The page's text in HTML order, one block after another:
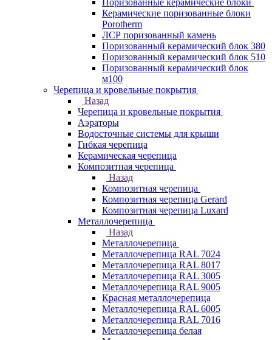
Поризованные керамические блоки
Керамические поризованные блоки
Porotherm
ЛСР поризованный камень
Поризованный керамический блок 380
Поризованный керамический блок 510
Поризованный керамический блок
м100
Черепица и кровельные покрытия
Назад
Черепица и кровельные покрытия
Аэраторы
Водосточные системы для крыши
Гибкая черепица
Керамическая черепица
Композитная черепица
Назад
Композитная черепица
Композитная черепица Gerard
Композитная черепица Luxard
Металлочерепица
Назад
Металлочерепица
Металлочерепица RAL 7024
Металлочерепица RAL 8017
Металлочерепица RAL 3005
Металлочерепица RAL 9005
Красная металлочерепица
Металлочерепица RAL 6005
Металлочерепица RAL 7016
Металлочерепица белая